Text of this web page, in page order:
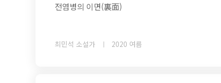
전염병의 이면(裏面)
최민석 소설가 2020 여름